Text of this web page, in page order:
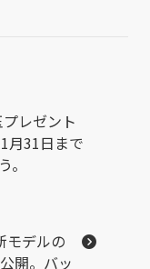
レゼント
⽉31⽇まで
モデルの
開。バッ